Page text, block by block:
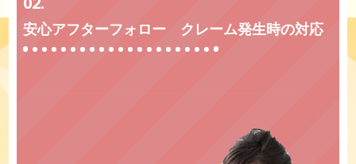
安心アフターフォロー クレーム発生時の対応